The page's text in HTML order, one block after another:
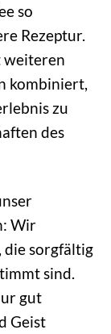
so
Rezeptur.
weiteren
kombiniert,
zu
des
Wir
sorgfältig
sind.
gut
Geist